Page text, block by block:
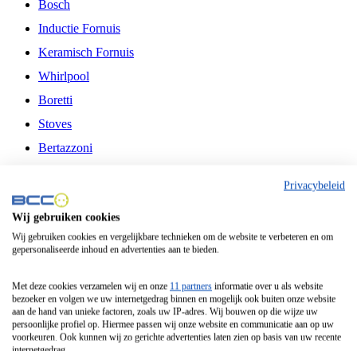
Bosch
Inductie Fornuis
Keramisch Fornuis
Whirlpool
Boretti
Stoves
Bertazzoni
Fitelli
Airfryer
Frituurpan
Contactgrill
Broodbakmachine
Broodrooster
Privacybeleid
Wij gebruiken cookies
Wij gebruiken cookies en vergelijkbare technieken om de website te verbeteren en om
gepersonaliseerde inhoud en advertenties aan te bieden.
Met deze cookies verzamelen wij en onze 11 partners informatie over u als website
bezoeker en volgen we uw internetgedrag binnen en mogelijk ook buiten onze website
aan de hand van unieke factoren, zoals uw IP-adres. Wij bouwen op die wijze uw
persoonlijke profiel op. Hiermee passen wij onze website en communicatie aan op uw
voorkeuren. Ook kunnen wij zo gerichte advertenties laten zien op basis van uw recente